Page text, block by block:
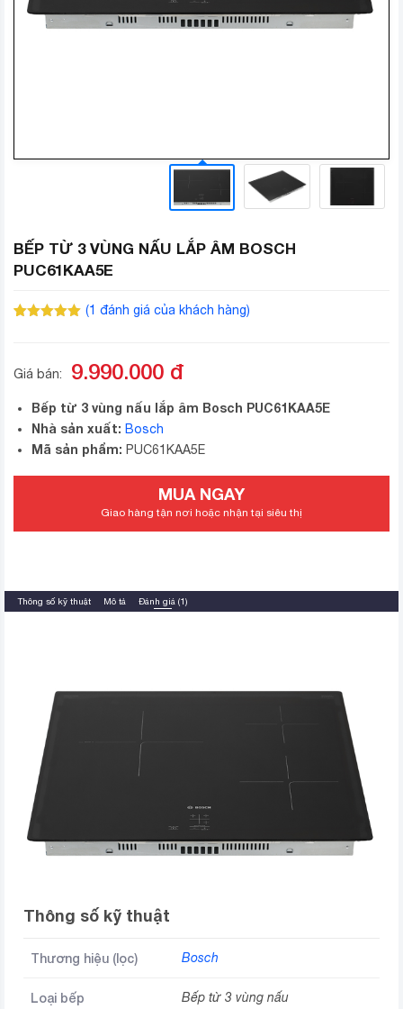
BẾP TỪ 3 VÙNG NẤU LẮP ÂM BOSCH
PUC61KAA5E
(1 đánh giá của khách hàng)
Giá bán: 9.990.000 đ
Bếp từ 3 vùng nấu lắp âm Bosch PUC61KAA5E
Nhà sản xuất: Bosch
Mã sản phẩm: PUC61KAA5E
MUA NGAY
Giao hàng tận nơi hoặc nhận tại siêu thị
Thông số kỹ thuật Mô tả Đánh giá (1)
Thông số kỹ thuật
Thương hiệu (lọc) Bosch
Loại bếp Bếp từ 3 vùng nấu